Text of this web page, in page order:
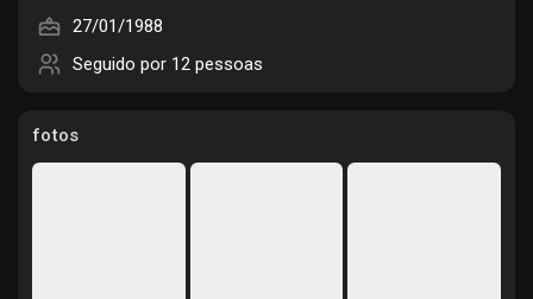
Discover Posts
27/01/1988
Seguido por 12 pessoas
fotos